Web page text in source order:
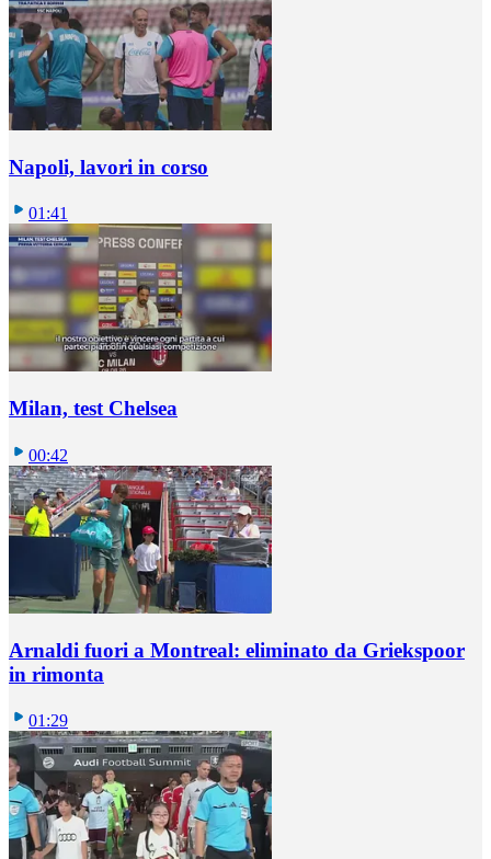
Napoli, lavori in corso
01:41
Milan, test Chelsea
00:42
Arnaldi fuori a Montreal: eliminato da Griekspoor
in rimonta
01:29